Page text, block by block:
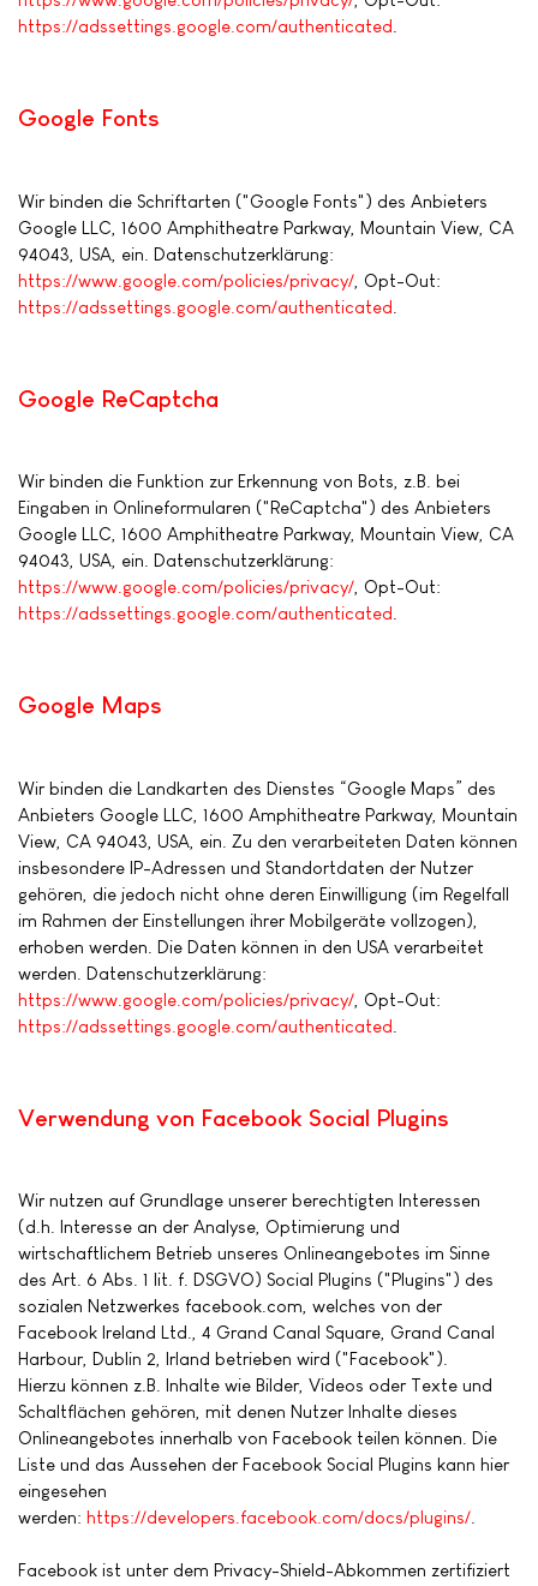
https://adssettings.google.com/authenticated
Google Fonts
Wir binden die Schriftarten ("Google Fonts") des Anbieters
Google LLC, 1600 Amphitheatre Parkway, Mountain View, CA
94043, USA, ein. Datenschutzerklärung:
https://www.google.com/policies/privacy/ , Opt-Out:
https://adssettings.google.com/authenticated
Google ReCaptcha
Wir binden die Funktion zur Erkennung von Bots, z.B. bei
Eingaben in Onlineformularen ("ReCaptcha") des Anbieters
Google LLC, 1600 Amphitheatre Parkway, Mountain View, CA
94043, USA, ein. Datenschutzerklärung:
https://www.google.com/policies/privacy/ , Opt-Out:
https://adssettings.google.com/authenticated
Google Maps
Wir binden die Landkarten des Dienstes “Google Maps” des
Anbieters Google LLC, 1600 Amphitheatre Parkway, Mountain
View, CA 94043, USA, ein. Zu den verarbeiteten Daten können
insbesondere IP-Adressen und Standortdaten der Nutzer
gehören, die jedoch nicht ohne deren Einwilligung (im Regelfall
im Rahmen der Einstellungen ihrer Mobilgeräte vollzogen),
erhoben werden. Die Daten können in den USA verarbeitet
werden. Datenschutzerklärung:
https://www.google.com/policies/privacy/ , Opt-Out:
https://adssettings.google.com/authenticated
Verwendung von Facebook Social Plugins
Wir nutzen auf Grundlage unserer berechtigten Interessen
(d.h. Interesse an der Analyse, Optimierung und
wirtschaftlichem Betrieb unseres Onlineangebotes im Sinne
des Art. 6 Abs. 1 lit. f. DSGVO) Social Plugins ("Plugins") des
sozialen Netzwerkes facebook.com, welches von der
Facebook Ireland Ltd., 4 Grand Canal Square, Grand Canal
Harbour, Dublin 2, Irland betrieben wird ("Facebook").
Hierzu können z.B. Inhalte wie Bilder, Videos oder Texte und
Schaltflächen gehören, mit denen Nutzer Inhalte dieses
Onlineangebotes innerhalb von Facebook teilen können. Die
Liste und das Aussehen der Facebook Social Plugins kann hier
eingesehen
werden: https://developers.facebook.com/docs/plugins/
Facebook ist unter dem Privacy-Shield-Abkommen zertifiziert